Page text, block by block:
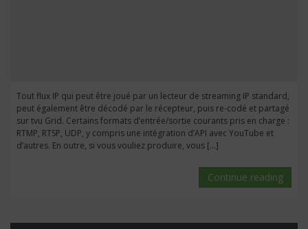
Tout flux IP qui peut être joué par un lecteur de streaming IP standard,
peut également être décodé par le récepteur, puis re-codé et partagé
sur tvu Grid. Certains formats d’entrée/sortie courants pris en charge :
RTMP, RTSP, UDP, y compris une intégration d’API avec YouTube et
d’autres. En outre, si vous vouliez produire, vous […]
Continue reading